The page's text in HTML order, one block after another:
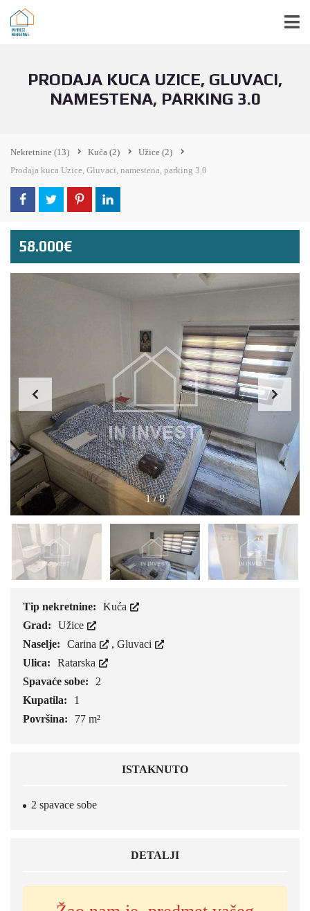
PRODAJA KUCA UZICE, GLUVACI,
NAMESTENA, PARKING 3.0
Nekretnine (13) Kuća (2) Užice (2)
Prodaja kuca Uzice, Gluvaci, namestena, parking 3.0
58.000€
1/8
Tip nekretnine:
Kuća
Grad:
Užice
Naselje:
Carina , Gluvaci
Ulica:
Ratarska
Spavaće sobe:
2
Kupatila:
1
Površina:
77 m²
ISTAKNUTO
2 spavace sobe
DETALJI